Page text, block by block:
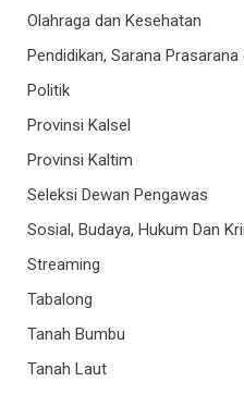
Olahraga dan Kesehatan
Pendidikan, Sarana
Politik
Provinsi Kalsel
Provinsi Kaltim
Seleksi Dewan Pengawas
Sosial, Budaya, Hukum Dan
Streaming
Tabalong
Tanah Bumbu
Tanah Laut